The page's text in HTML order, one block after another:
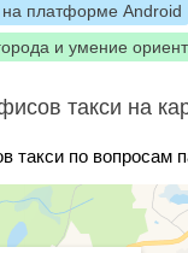
платформе Android
и умение
такси на
такси по вопросам